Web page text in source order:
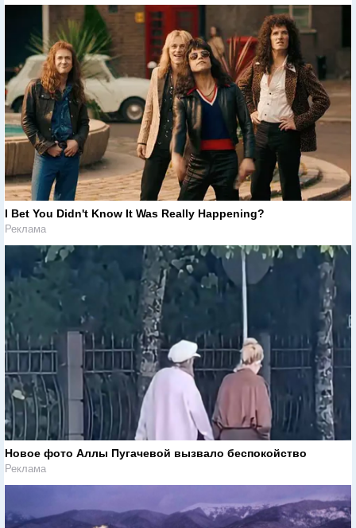
I Bet You Didn't Know It Was Really Happening?
Реклама
Новое фото Аллы Пугачевой вызвало беспокойство
Реклама